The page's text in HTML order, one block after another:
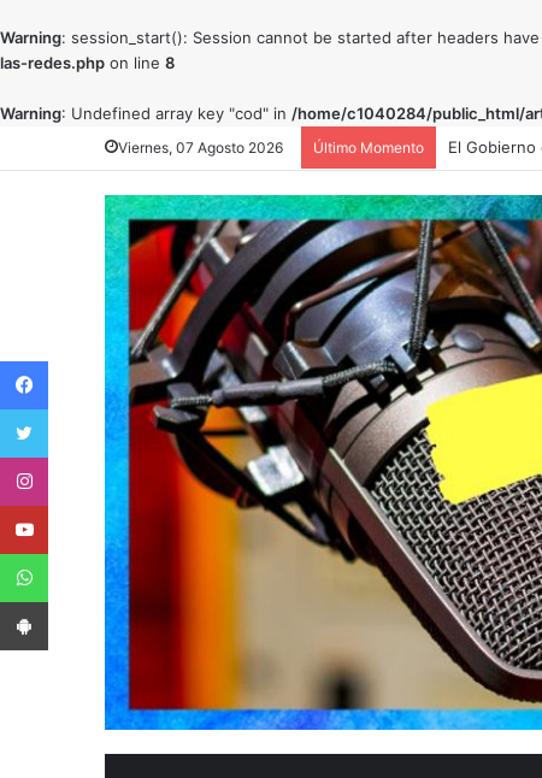
Warning: session_start(): Session cannot be started after headers
las-redes.php on line 8
Warning: Undefined array key "cod" in /home/c1040284/public_html/
Viernes, 07 Agosto 2026 Último Momento El
Facebook
WhatsApp